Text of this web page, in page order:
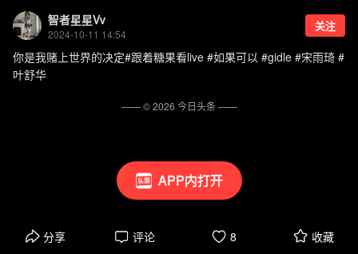
APP内打开
智者星星Vv
2024-10-11 14:54
关注
你是我赌上世界的决定#跟着糖果看live #如果可以 #gidle #宋雨琦 #
叶舒华
分享 评论 8 收藏
—— ©2026 今日头条——